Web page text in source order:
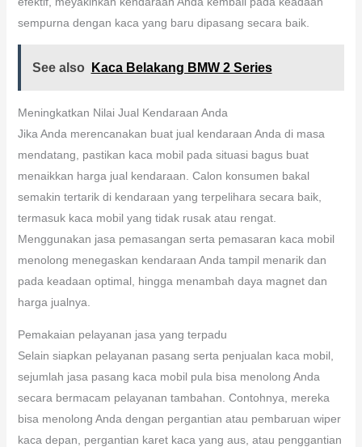
sempurna dengan kaca yang baru dipasang secara baik.
See also Kaca Belakang BMW 2 Series
Meningkatkan Nilai Jual Kendaraan Anda
Jika Anda merencanakan buat jual kendaraan Anda di masa
mendatang, pastikan kaca mobil pada situasi bagus buat
menaikkan harga jual kendaraan. Calon konsumen bakal
semakin tertarik di kendaraan yang terpelihara secara baik,
termasuk kaca mobil yang tidak rusak atau rengat.
Menggunakan jasa pemasangan serta pemasaran kaca mobil
menolong menegaskan kendaraan Anda tampil menarik dan
pada keadaan optimal, hingga menambah daya magnet dan
harga jualnya.
Pemakaian pelayanan jasa yang terpadu
Selain siapkan pelayanan pasang serta penjualan kaca mobil,
sejumlah jasa pasang kaca mobil pula bisa menolong Anda
secara bermacam pelayanan tambahan. Contohnya, mereka
bisa menolong Anda dengan pergantian atau pembaruan wiper
kaca depan, pergantian karet kaca yang aus, atau penggantian